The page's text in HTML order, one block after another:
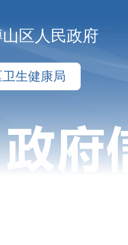
区人民政府
生健康局